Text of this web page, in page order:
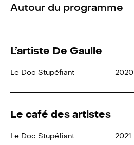
Autour du programme
L’artiste De Gaulle
Le Doc Stupéfiant 2020
Le café des artistes
Le Doc Stupéfiant 2021